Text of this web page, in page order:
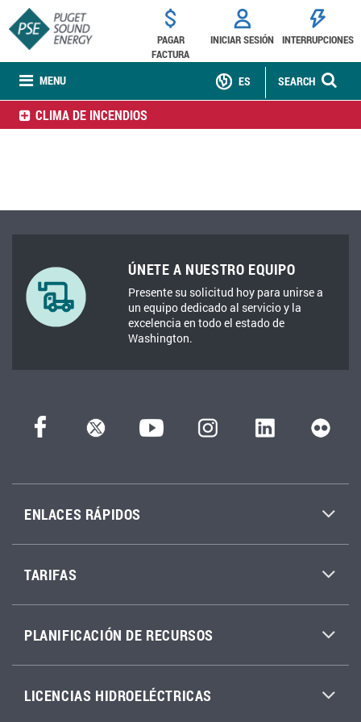
MENU
PAGAR
FACTURA
INICIAR SESIÓN INTERRUPCIONES
SEARCH
ES
CLIMA DE INCENDIOS
ÚNETE A NUESTRO EQUIPO
Presente su solicitud hoy para unirse a
un equipo dedicado al servicio y la
excelencia en todo el estado de
Washington.
ENLACES RÁPIDOS
TARIFAS
PLANIFICACIÓN DE RECURSOS
LICENCIAS HIDROELÉCTRICAS